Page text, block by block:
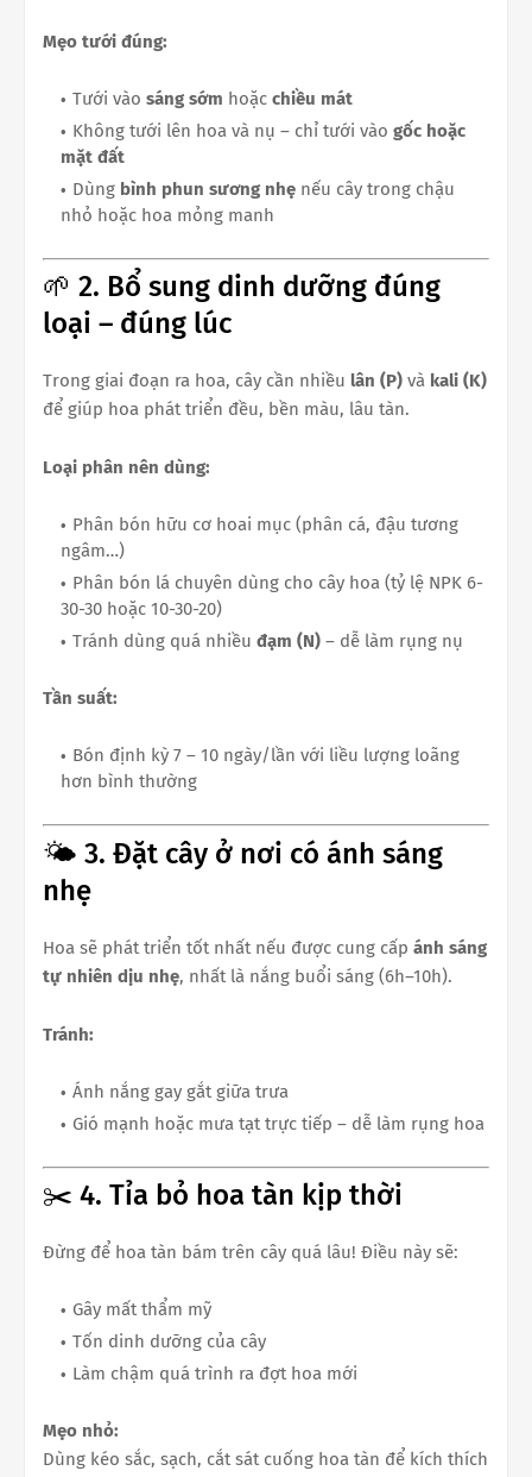
Mẹo tưới đúng:
Tưới vào sáng sớm hoặc chiều mát
Không tưới lên hoa và nụ – chỉ tưới vào gốc hoặc
mặt đất
Dùng bình phun sương nhẹ nếu cây trong chậu
nhỏ hoặc hoa mỏng manh
🌱 2. Bổ sung dinh dưỡng đúng
loại – đúng lúc
Trong giai đoạn ra hoa, cây cần nhiều lân (P) và kali (K)
để giúp hoa phát triển đều, bền màu, lâu tàn.
Loại phân nên dùng:
Phân bón hữu cơ hoai mục (phân cá, đậu tương
ngâm…)
Phân bón lá chuyên dùng cho cây hoa (tỷ lệ NPK 6-
30-30 hoặc 10-30-20)
Tránh dùng quá nhiều đạm (N) – dễ làm rụng nụ
Tần suất:
Bón định kỳ 7 – 10 ngày/lần với liều lượng loãng
hơn bình thường
🌤 3. Đặt cây ở nơi có ánh sáng
nhẹ
Hoa sẽ phát triển tốt nhất nếu được cung cấp ánh sáng
tự nhiên dịu nhẹ, nhất là nắng buổi sáng (6h–10h).
Tránh:
Ánh nắng gay gắt giữa trưa
Gió mạnh hoặc mưa tạt trực tiếp – dễ làm rụng hoa
✂️ 4. Tỉa bỏ hoa tàn kịp thời
Đừng để hoa tàn bám trên cây quá lâu! Điều này sẽ:
Gây mất thẩm mỹ
Tốn dinh dưỡng của cây
Làm chậm quá trình ra đợt hoa mới
Mẹo nhỏ:
Dùng kéo sắc, sạch, cắt sát cuống hoa tàn để kích thích